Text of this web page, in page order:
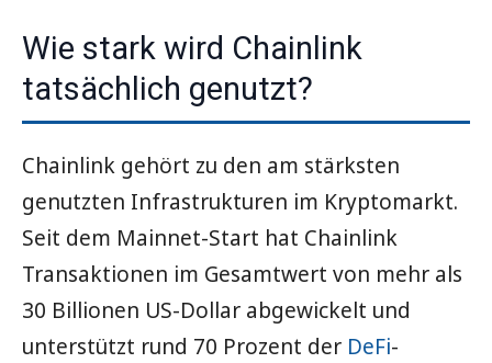
Wie stark wird Chainlink
tatsächlich genutzt?
Chainlink gehört zu den am stärksten
genutzten Infrastrukturen im Kryptomarkt.
Seit dem Mainnet-Start hat Chainlink
Transaktionen im Gesamtwert von mehr als
30 Billionen US-Dollar abgewickelt und
unterstützt rund 70 Prozent der DeFi-